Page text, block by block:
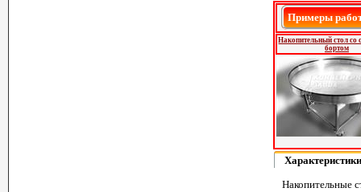
Примеры
Накопительный стол
бортом
Характеристики
Накопительные